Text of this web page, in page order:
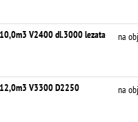
V2400 dl.3000 lezata na
V3300 D2250 na